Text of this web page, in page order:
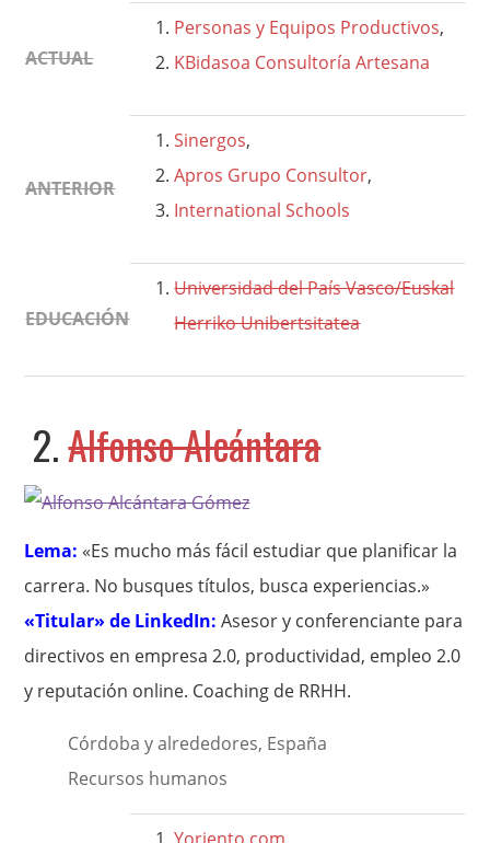
ACTUAL
Personas y Equipos Productivos,
KBidasoa Consultoría Artesana
ANTERIOR
Sinergos,
Apros Grupo Consultor,
International Schools
EDUCACIÓN
Universidad del País Vasco/Euskal
Herriko Unibertsitatea
2.Alfonso Alcántara
Lema: «Es mucho más fácil estudiar que planificar la
carrera. No busques títulos, busca experiencias.»
«Titular» de LinkedIn:Asesor y conferenciante para
directivos en empresa 2.0, productividad, empleo 2.0
y reputación online. Coaching de RRHH.
Córdoba y alrededores, España
Recursos humanos